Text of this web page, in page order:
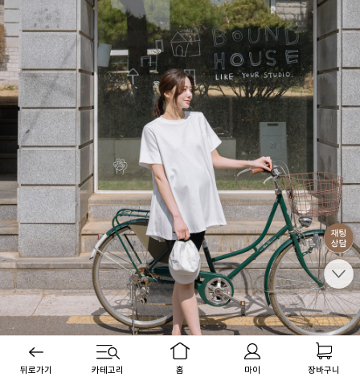
뒤로가기 카테고리 홈 마이 장바구니